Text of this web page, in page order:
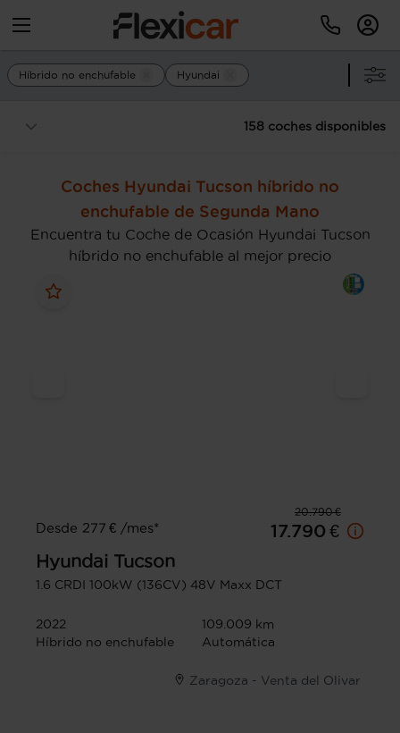
Híbrido no enchufable Hyundai
158 coches disponibles
Coches Hyundai Tucson híbrido no
enchufable de Segunda Mano
Encuentra tu Coche de Ocasión Hyundai Tucson
híbrido no enchufable al mejor precio
20.790 €
Desde 277 € /mes*
17.790 €
Hyundai Tucson
1.6 CRDI 100kW (136CV) 48V Maxx DCT
2022
109.009 km
Híbrido no enchufable
Automática
Zaragoza - Venta del Olivar